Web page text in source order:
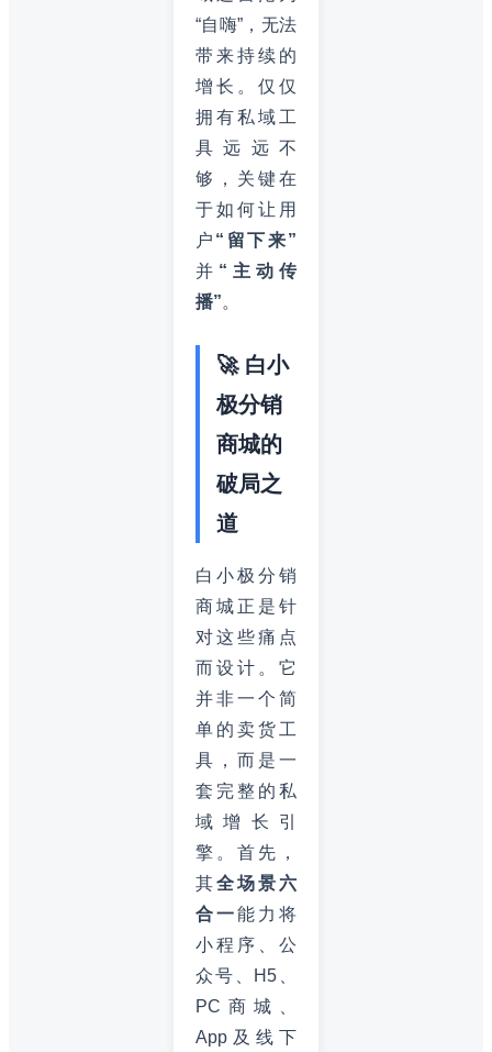
“自嗨”，无法
带来持续的
增长。仅仅
拥有私域工
具远远不
够，关键在
于如何让用
户 “留下来”
并 “主动传
播”。
🚀 白小
极分销
商城的
破局之
道
白小极分销
商城正是针
对这些痛点
而设计。它
并非一个简
单的卖货工
具，而是一
套完整的私
域增长引
擎。首先，
其全场景六
合一能力将
小程序、公
众号、H5、
PC商城、
App及线下